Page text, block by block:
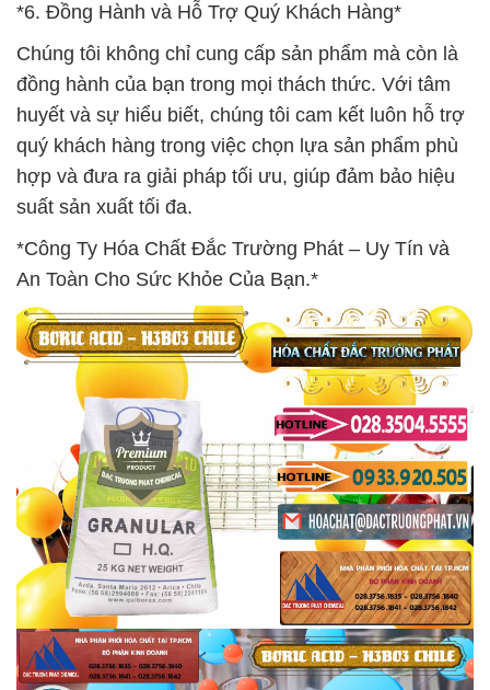
*6. Đồng Hành và Hỗ Trợ Quý Khách Hàng*
Chúng tôi không chỉ cung cấp sản phẩm mà còn là
đồng hành của bạn trong mọi thách thức. Với tâm
huyết và sự hiểu biết, chúng tôi cam kết luôn hỗ trợ
quý khách hàng trong việc chọn lựa sản phẩm phù
hợp và đưa ra giải pháp tối ưu, giúp đảm bảo hiệu
suất sản xuất tối đa.
*Công Ty Hóa Chất Đắc Trường Phát – Uy Tín và
An Toàn Cho Sức Khỏe Của Bạn.*